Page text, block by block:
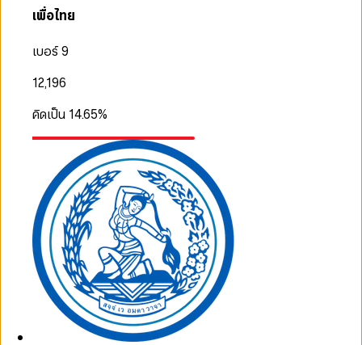
เพื่อไทย
เบอร์ 9
12,196
คิดเป็น 14.65%